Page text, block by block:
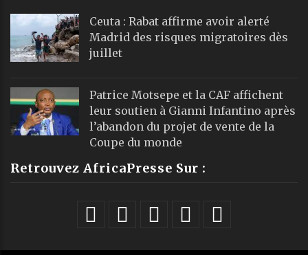
Ceuta : Rabat affirme avoir alerté
Madrid des risques migratoires dès
juillet
Patrice Motsepe et la CAF affichent
leur soutien à Gianni Infantino après
l’abandon du projet de vente de la
Coupe du monde
Retrouvez AfricaPresse Sur :